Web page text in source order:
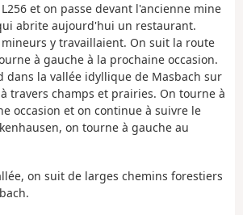
et on passe devant l'ancienne mine
abrite aujourd'hui un restaurant.
mineurs y travaillaient. On suit la route
à gauche à la prochaine occasion.
dans la vallée idyllique de Masbach sur
travers champs et prairies. On tourne à
occasion et on continue à suivre le
on tourne à gauche au
on suit de larges chemins forestiers